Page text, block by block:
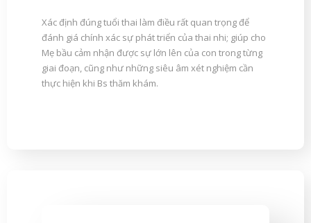
Xác định đúng tuổi thai làm điều rất quan trọng để
đánh giá chính xác sự phát triển của thai nhi; giúp cho
Mẹ bầu cảm nhận được sự lớn lên của con trong từng
giai đoạn, cũng như những siêu âm xét nghiệm cần
thực hiện khi Bs thăm khám.